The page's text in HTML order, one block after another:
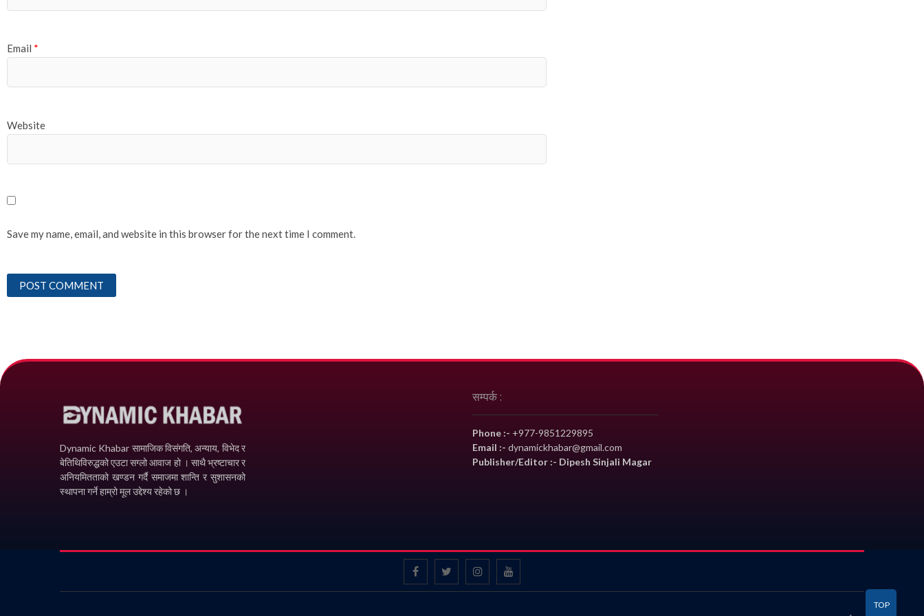
Email *
Website
Save my name, email, and website in this browser for the next time I comment.
Dynamic Khabar सामाजिक विसंगति, अन्याय, विभेद­ र
बेतिथिविरुद्धको एउटा सग्लो आवाज हो । साथै भ्रष्टाचार र
अनियमितताको खण्डन गर्दै समाजमा शान्ति र सुशासनको
स्थापना गर्ने हाम्रो मूल उद्देश्य रहेको छ ।
सम्पर्क :
Phone :- +977-9851229895
Email :- dynamickhabar@gmail.com
Publisher/Editor :- Dipesh Sinjali Magar
TOP